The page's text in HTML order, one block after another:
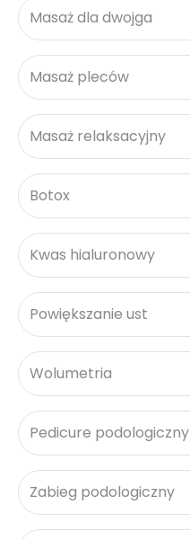
Masaż dla dwojga
Masaż pleców
Masaż relaksacyjny
Botox
Kwas hialuronowy
Powiększanie ust
Wolumetria
Pedicure podologiczny
Zabieg podologiczny